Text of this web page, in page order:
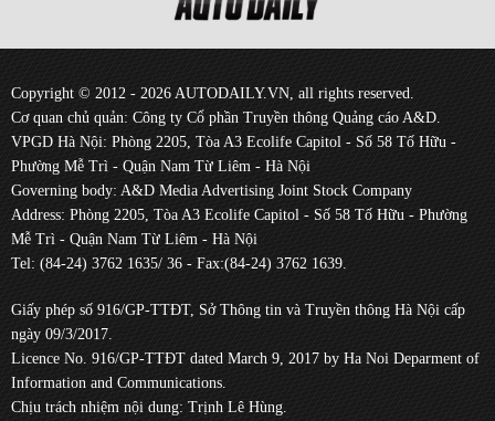
Copyright © 2012 - 2026 AUTODAILY.VN, all rights reserved.
Cơ quan chủ quản: Công ty Cổ phần Truyền thông Quảng cáo A&D.
VPGD Hà Nội: Phòng 2205, Tòa A3 Ecolife Capitol - Số 58 Tố Hữu -
Phường Mễ Trì - Quận Nam Từ Liêm - Hà Nội
Governing body: A&D Media Advertising Joint Stock Company
Address: Phòng 2205, Tòa A3 Ecolife Capitol - Số 58 Tố Hữu - Phường
Mễ Trì - Quận Nam Từ Liêm - Hà Nội
Tel: (84-24) 3762 1635/ 36 - Fax:(84-24) 3762 1639.
Giấy phép số 916/GP-TTĐT, Sở Thông tin và Truyền thông Hà Nội cấp
ngày 09/3/2017.
Licence No. 916/GP-TTĐT dated March 9, 2017 by Ha Noi Deparment of
Information and Communications.
Chịu trách nhiệm nội dung: Trịnh Lê Hùng.